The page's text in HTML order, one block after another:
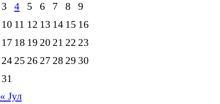
3
4 5 6 7 8
9
10 11 12 13 14 15 16
17 18 19 20 21 22 23
24 25 26 27 28 29 30
31
« Јул